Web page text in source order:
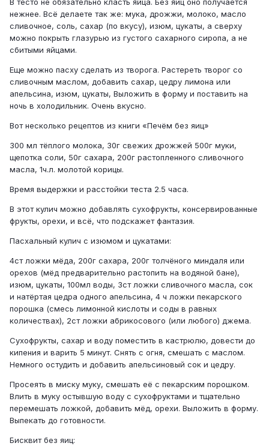
В тесто не обязательно класть яйца. Без яиц оно получается
нежнее. Всё делаете так же: мука, дрожжи, молоко, масло
сливочное, соль, сахар (по вкусу), изюм, цукаты, а сверху
можно покрыть глазурью из густого сахарного сиропа, а не
сбитыми яйцами.
Еще можно пасху сделать из творога. Растереть творог со
сливочным маслом, добавить сахар, цедру лимона или
апельсина, изюм, цукаты, Выложить в форму и поставить на
ночь в холодильник. Очень вкусно.
Вот несколько рецептов из книги «Печём без яиц»
300 мл тёплого молока, 30г свежих дрожжей 500г муки,
щепотка соли, 50г сахара, 200г растопленного сливочного
масла, 1ч.л. молотой корицы.
Время выдержки и расстойки теста 2.5 часа.
В этот кулич можно добавлять сухофрукты, консервированные
фрукты, орехи, и всё, что подскажет фантазия.
Пасхальный кулич с изюмом и цукатами:
4ст ложки мёда, 200г сахара, 200г толчёного миндаля или
орехов (мёд предварительно растопить на водяной бане),
изюм, цукаты, 100мл воды, 3ст ложки сливочного масла, сок
и натёртая цедра одного апельсина, 4 ч ложки пекарского
порошка (смесь лимонной кислоты и соды в равных
количествах), 2ст ложки абрикосового (или любого) джема.
Сухофрукты, сахар и воду поместить в кастрюлю, довести до
кипения и варить 5 минут. Снять с огня, смешать с маслом.
Немного остудить и добавить апельсиновый сок и цедру.
Просеять в миску муку, смешать её с пекарским порошком.
Влить в муку остывшую воду с сухофруктами и тщательно
перемешать ложкой, добавить мёд, орехи. Выложить в форму.
Выпекать до готовности.
Бисквит без яиц: